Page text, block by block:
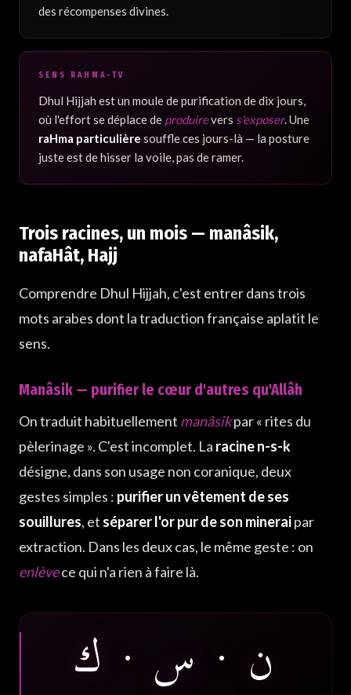
des récompenses divines.
SENS RAHMA-TV
Dhul Hijjah est un moule de purification de dix jours,
où l'effort se déplace de produirevers s'exposer. Une
raHma particulière souffle ces jours-là — la posture
juste est de hisser la voile, pas de ramer.
Trois racines, un mois — manâsik,
nafaHât, Hajj
Comprendre Dhul Hijjah, c'est entrer dans trois
mots arabes dont la traduction française aplatit le
sens.
Manâsik — purifier le cœur d'autres qu'Allâh
On traduit habituellement manâsikpar « rites du
pèlerinage ». C'est incomplet. La racine n-s-k
désigne, dans son usage non coranique, deux
gestes simples : purifier un vêtement de ses
souillures, et séparer l'or pur de son mineraipar
extraction. Dans les deux cas, le même geste : on
enlèvece qui n'a rien à faire là.
ن · س · ك